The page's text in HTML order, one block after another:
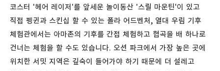
코스터 '헤어 레이저'를 앞세운 놀이동산 '스릴 마운틴'이 있고
직접 펭귄과 스킨십 할 수 있는 폴라 어드벤처, 열대 우림 기후
체험관에서는 아마존의 기후를 간접 체험하고 협곡을 배 하나로
건너는 체험을 할 수도 있습니다. 오션 파크에서 가장 높은 곳에
위치한 서밋 지역은 깊숙이 들어가야 하기 때문에 더 설레고